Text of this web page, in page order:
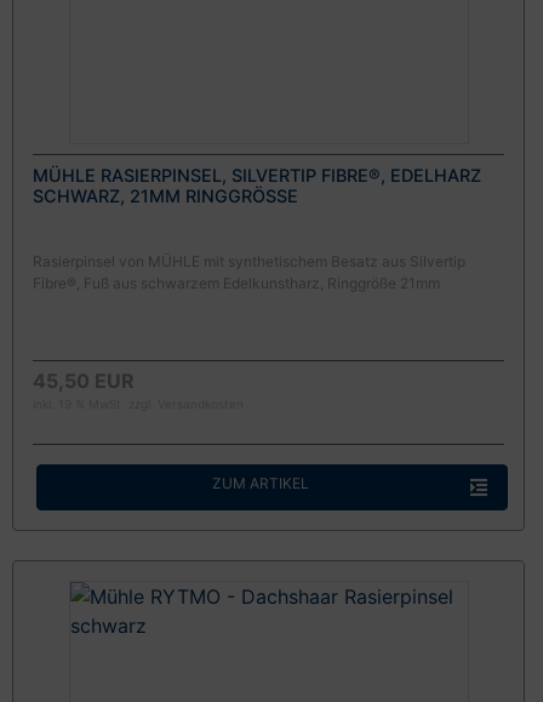
MÜHLE RASIERPINSEL, SILVERTIP FIBRE®, EDELHARZ
SCHWARZ, 21MM RINGGRÖSSE
Rasierpinsel von MÜHLE mit synthetischem Besatz aus Silvertip
Fibre®, Fuß aus schwarzem Edelkunstharz, Ringgröße 21mm
45,50 EUR
ZUM ARTIKEL